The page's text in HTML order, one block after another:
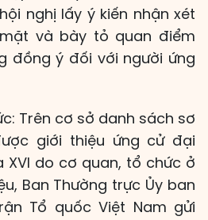
nghị lấy ý kiến nhận xét
và bày tỏ quan điểm
đồng ý đối với người ứng
Trên cơ sở danh sách sơ
giới thiệu ứng cử đại
XVI do cơ quan, tổ chức ở
Ban Thường trực Ủy ban
Tổ quốc Việt Nam gửi